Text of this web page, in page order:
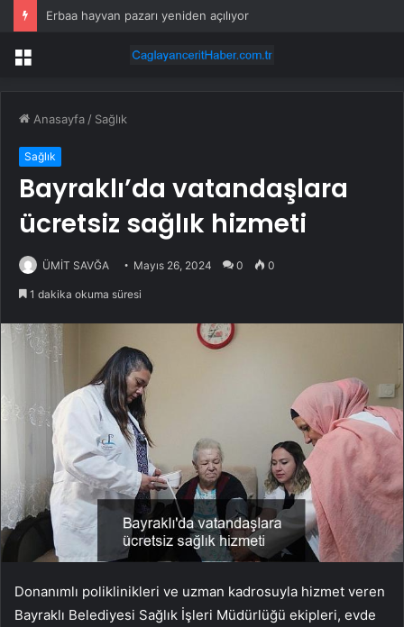
Erbaa hayvan pazarı yeniden açılıyor
Menü
Anasayfa / Sağlık
Sağlık
Bayraklı’da vatandaşlara
ücretsiz sağlık hizmeti
ÜMİT SAVĞA Mayıs 26, 2024 0 0
1 dakika okuma süresi
Donanımlı poliklinikleri ve uzman kadrosuyla hizmet veren
Bayraklı Belediyesi Sağlık İşleri Müdürlüğü ekipleri, evde